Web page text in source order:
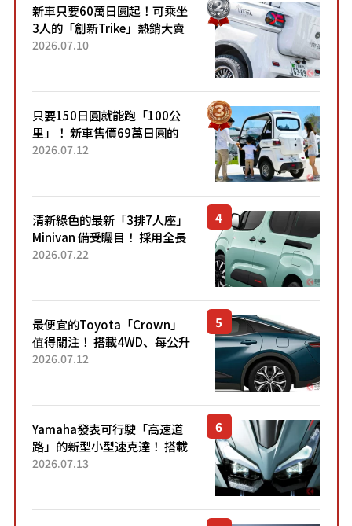
新車只要60萬日圓起！可乘坐
3人的「創新Trike」熱銷大賣
成為人氣車款！「養車成本真
2026.07.10
只要150日圓就能跑「100公
里」！ 新車售價69萬日圓的
「3人座」Trike大受歡迎！ 順
2026.07.12
清新綠色的最新「3排7人座」
Minivan 備受矚目！ 採用全長
4.7公尺剛剛好的車身尺寸與
2026.07.22
最便宜的Toyota「Crown」
值得關注！ 搭載4WD、每公升
22.4公里低油耗表現超亮眼！
2026.07.12
Yamaha發表可行駛「高速道
路」的新型小型速克達！ 搭載
能享受超強勁「渦輪感」的動
2026.07.13